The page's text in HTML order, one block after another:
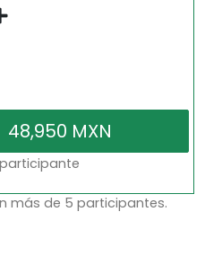
más de 5 participantes.